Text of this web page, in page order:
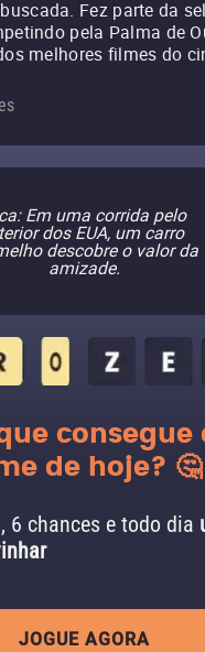
Fez parte da
pela Palma de
melhores filmes do
Em uma corrida pelo
dos EUA, um carro
descobre o valor da
amizade.
de hoje? 🤔
6 chances e todo dia
JOGUE AGORA